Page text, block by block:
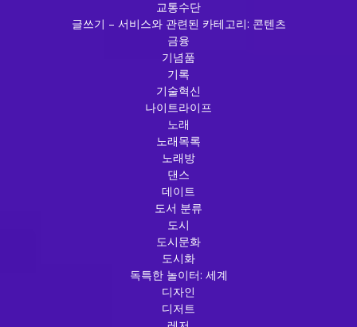
교통수단
글쓰기 – 서비스와 관련된 카테고리: 콘텐츠
금융
기념품
기록
기술혁신
나이트라이프
노래
노래목록
노래방
댄스
데이트
도서 분류
도시
도시문화
도시화
독특한 놀이터: 세계
디자인
디저트